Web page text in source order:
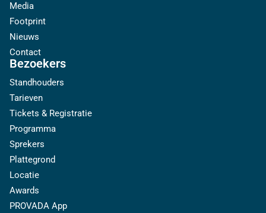
Media
Footprint
Nieuws
Contact
Bezoekers
Standhouders
Tarieven
Tickets & Registratie
Programma
Sprekers
Plattegrond
Locatie
Awards
PROVADA App